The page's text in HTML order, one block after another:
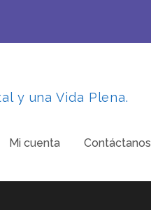
y una Vida Plena.
Mi cuenta Contáctanos